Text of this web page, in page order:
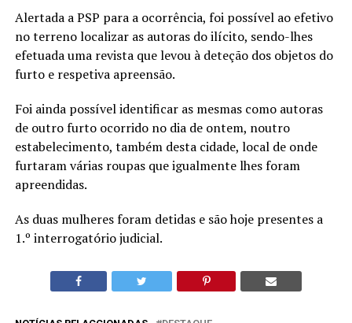
Alertada a PSP para a ocorrência, foi possível ao efetivo
no terreno localizar as autoras do ilícito, sendo-lhes
efetuada uma revista que levou à deteção dos objetos do
furto e respetiva apreensão.
Foi ainda possível identificar as mesmas como autoras
de outro furto ocorrido no dia de ontem, noutro
estabelecimento, também desta cidade, local de onde
furtaram várias roupas que igualmente lhes foram
apreendidas.
As duas mulheres foram detidas e são hoje presentes a
1.º interrogatório judicial.